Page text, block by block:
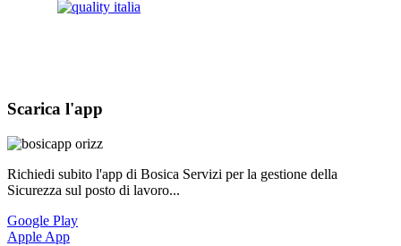
Scarica l'app
Richiedi subito l'app di Bosica Servizi per la gestione della
Sicurezza sul posto di lavoro...
Google Play
Apple App